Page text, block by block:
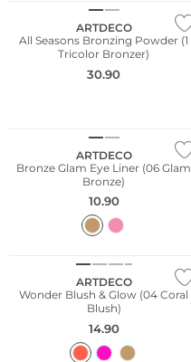
ARTDECO
All Seasons Bronzing Powder (1
Tricolor Bronzer)
30.90
ARTDECO
Bronze Glam Eye Liner (06 Glam
Bronze)
10.90
ARTDECO
Wonder Blush & Glow (04 Coral
Blush)
14.90